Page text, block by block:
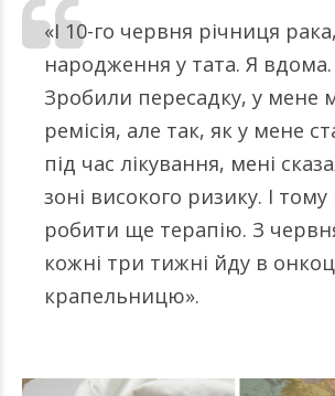
«І 10-го червня річниця
народження у тата. Я вдома.
Зробили пересадку, у мене
ремісія, але так, як у мене
під час лікування, мені
зоні високого ризику. І
робити ще терапію. З
кожні три тижні йду в
крапельницю».